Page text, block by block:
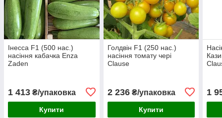
Інесса F1 (500 нас.)
насіння кабачка Enza
Zaden
1 413 ₴/упаковка
Купити
Голдвін F1 (250 нас.)
насіння томату чері
Clause
2 236₴/упаковка
Купити
1